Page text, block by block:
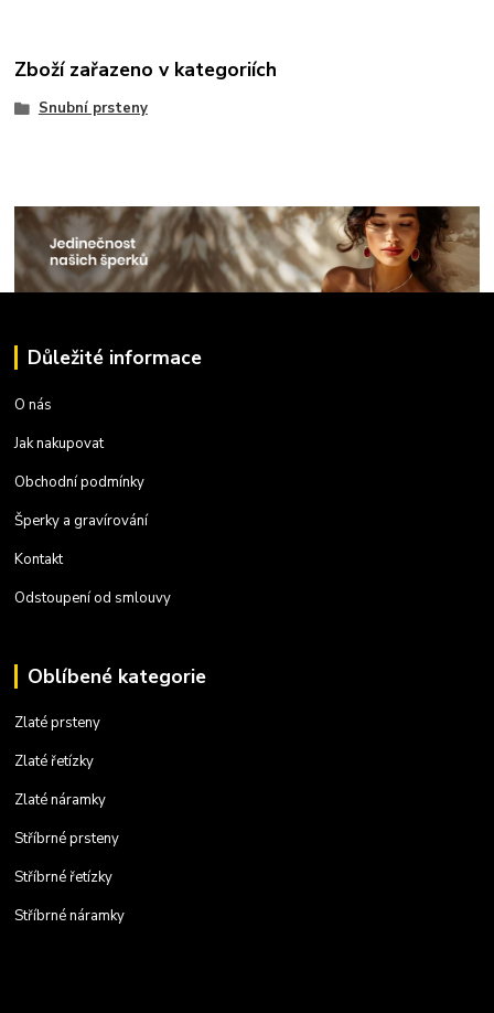
Zboží zařazeno v kategoriích
Snubní prsteny
Důležité informace
O nás
Jak nakupovat
Obchodní podmínky
Šperky a gravírování
Kontakt
Odstoupení od smlouvy
Oblíbené kategorie
Zlaté prsteny
Zlaté řetízky
Zlaté náramky
Stříbrné prsteny
Stříbrné řetízky
Stříbrné náramky